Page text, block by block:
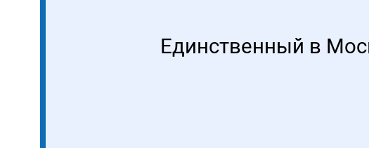
Единственный в